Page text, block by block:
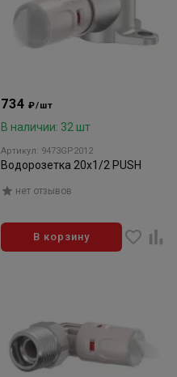
734₽/шт
В наличии: 32 шт
Артикул: 9473GP2012
Водорозетка 20x1/2 PUSH
нет отзывов
В корзину